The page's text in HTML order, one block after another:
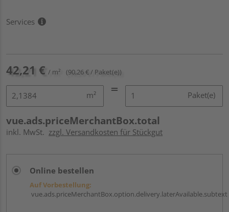
Services
42,21 € / m² (90,26 € / Paket(e))
m² Paket(e)
vue.ads.priceMerchantBox.total
inkl. MwSt. zzgl. Versandkosten für Stückgut
Online bestellen
Auf Vorbestellung:
vue.ads.priceMerchantBox.option.delivery.laterAvailable.subtext